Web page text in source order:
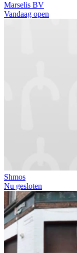
Marselis BV
Vandaag open
Shmos
Nu gesloten